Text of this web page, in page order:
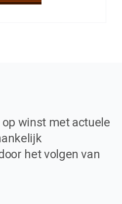
winst met actuele
het volgen van